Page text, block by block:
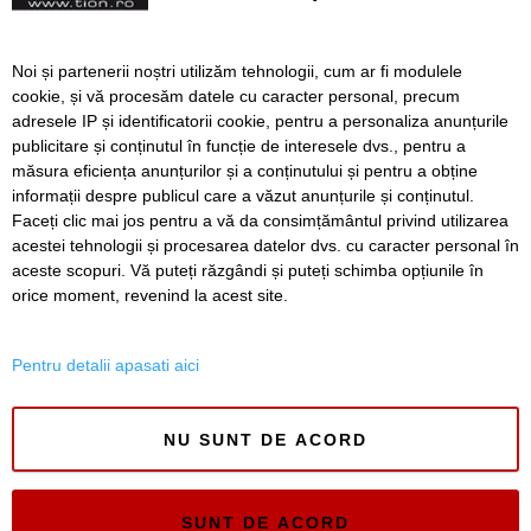
Mișcare în scop caritabil,
pe malul Begăi! Fitness
pentru canotaj, la
Timișoara
Înapoi Înainte
SERVICII Redactia
Folosinta Cookie-urilor
Noi și partenerii noștri utilizăm tehnologii, cum ar fi modulele
cookie, și vă procesăm datele cu caracter personal, precum
adresele IP și identificatorii cookie, pentru a personaliza anunțurile
publicitare și conținutul în funcție de interesele dvs., pentru a
măsura eficiența anunțurilor și a conținutului și pentru a obține
informații despre publicul care a văzut anunțurile și conținutul.
Faceți clic mai jos pentru a vă da consimțământul privind utilizarea
acestei tehnologii și procesarea datelor dvs. cu caracter personal în
aceste scopuri. Vă puteți răzgândi și puteți schimba opțiunile în
orice moment, revenind la acest site.
Pentru detalii apasati aici
NU SUNT DE ACORD
SUNT DE ACORD